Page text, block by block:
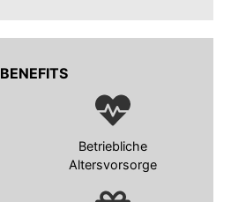
BENEFITS
Betriebliche
Altersvorsorge